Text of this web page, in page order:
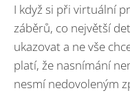
I když si při virtuální
záběrů, co největší
ukazovat a ne vše
platí, že nasnímání
nesmí nedovoleným